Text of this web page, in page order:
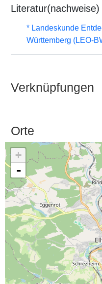
Literatur(nachweise)
* Landeskunde
Württemberg (LEO-
Verknüpfungen
Orte
+
-